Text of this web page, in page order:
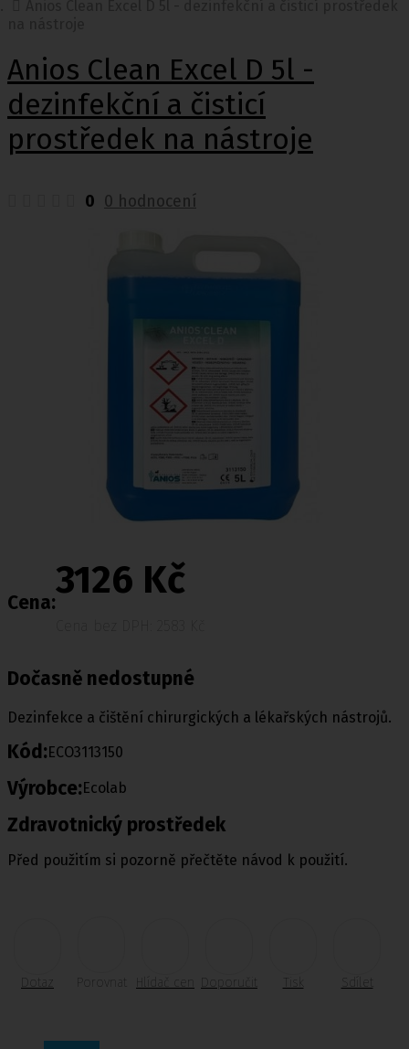
Anios Clean Excel D 5l -
dezinfekční a čisticí
prostředek na nástroje
0 0 hodnocení
Cena:
3126 Kč
Dočasně nedostupné
Dezinfekce a čištění chirurgických a lékařských nástrojů.
Kód:ECO3113150
Výrobce:Ecolab
Zdravotnický prostředek
Před použitím si pozorně přečtěte návod k použití.
Dotaz Porovnat Doporučit Tisk Sdílet